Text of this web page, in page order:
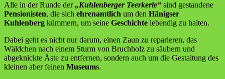
Alle in der Runde der„Kuhlenberger Teerkerle“ sind gestandene
Pensionisten, die sich ehrenamtlich um den Hänigser
Kuhlenberg kümmern, um seine Geschichte lebendig zu halten.
Dabei geht es nicht nur darum, einen Zaun zu reparieren, das
Wäldchen nach einem Sturm von Bruchholz zu säubern und
abgeknickte Äste zu entfernen, sondern auch um die Gestaltung des
kleinen aber feinen Museums.